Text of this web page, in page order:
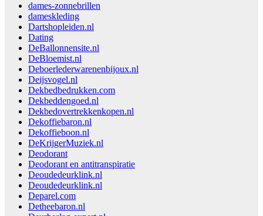
dames-zonnebrillen
dameskleding
Dartshopleiden.nl
Dating
DeBallonnensite.nl
DeBloemist.nl
Deboerlederwarenenbijoux.nl
Deijsvogel.nl
Dekbedbedrukken.com
Dekbeddengoed.nl
Dekbedovertrekkenkopen.nl
Dekoffiebaron.nl
Dekoffieboon.nl
DeKrijgerMuziek.nl
Deodorant
Deodorant en antitranspiratie
Deoudedeurklink.nl
Deoudedeurklink.nl
Deparel.com
Detheebaron.nl